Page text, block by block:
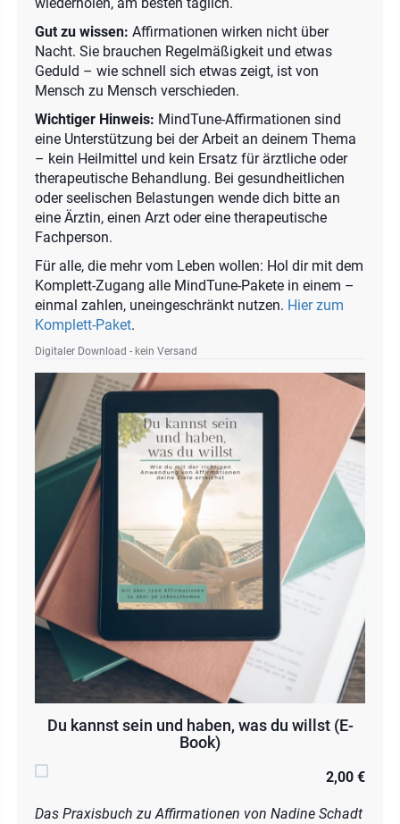
Gut zu wissen: Affirmationen wirken nicht über
Nacht. Sie brauchen Regelmäßigkeit und etwas
Geduld – wie schnell sich etwas zeigt, ist von
Mensch zu Mensch verschieden.
Wichtiger Hinweis: MindTune-Affirmationen sind
eine Unterstützung bei der Arbeit an deinem Thema
– kein Heilmittel und kein Ersatz für ärztliche oder
therapeutische Behandlung. Bei gesundheitlichen
oder seelischen Belastungen wende dich bitte an
eine Ärztin, einen Arzt oder eine therapeutische
Fachperson.
Für alle, die mehr vom Leben wollen: Hol dir mit dem
Komplett-Zugang alle MindTune-Pakete in einem –
einmal zahlen, uneingeschränkt nutzen. Hier zum
Komplett-Paket.
Digitaler Download - kein Versand
Du kannst sein und haben, was du willst (E-
Book)
2,00 €
Das Praxisbuch zu Affirmationen von Nadine Schadt